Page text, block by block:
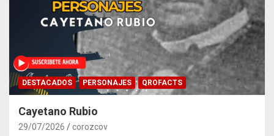
DESTACADOS PERSONAJES QROFACTS
Cayetano Rubio
29/07/2026 corozcov